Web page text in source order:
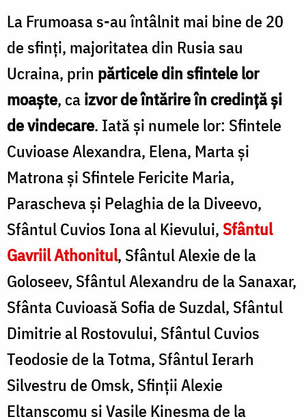
La Frumoasa s-au întâlnit mai bine de 20
de sfinți, majoritatea din Rusia sau
Ucraina, prin părticele din sfintele lor
moaște, caizvor de întărire în credință și
de vindecare. Iată și numele lor: Sfintele
Cuvioase Alexandra, Elena, Marta și
Matrona și Sfintele Fericite Maria,
Parascheva și Pelaghia de la Diveevo,
Sfântul Cuvios Iona al Kievului,Sfântul
Gavriil Athonitul, Sfântul Alexie de la
Goloseev, Sfântul Alexandru de la Sanaxar,
Sfânta Cuvioasă Sofia de Suzdal, Sfântul
Dimitrie al Rostovului, Sfântul Cuvios
Teodosie de la Totma, Sfântul Ierarh
Silvestru de Omsk, Sfinții Alexie
Eltanscomu și Vasile Kineşma de la